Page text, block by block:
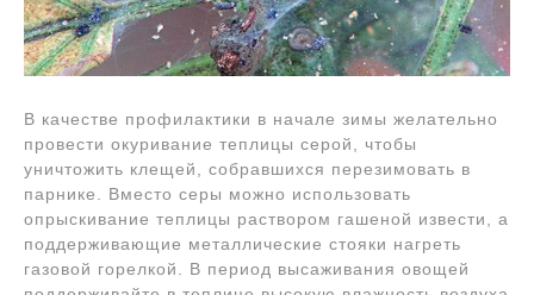
В качестве профилактики в начале зимы желательно
провести окуривание теплицы серой, чтобы
уничтожить клещей, собравшихся перезимовать в
парнике. Вместо серы можно использовать
опрыскивание теплицы раствором гашеной извести, а
поддерживающие металлические стояки нагреть
газовой горелкой. В период высаживания овощей